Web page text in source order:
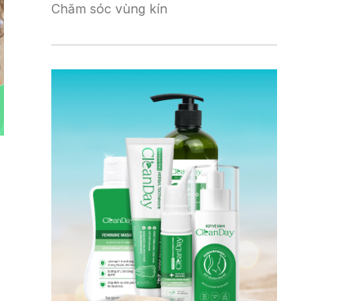
Chăm sóc vùng kín